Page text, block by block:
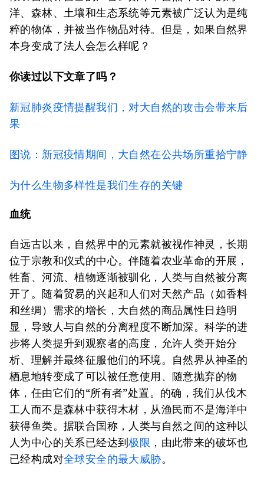
洋、森林、土壤和生态系统等元素被广泛认为是纯
粹的物体，并被当作物品对待。但是，如果自然界
本身变成了法人会怎么样呢？
你读过以下文章了吗？
新冠肺炎疫情提醒我们，对大自然的攻击会带来后
果
图说：新冠疫情期间，大自然在公共场所重拾宁静
为什么生物多样性是我们生存的关键
血统
自远古以来，自然界中的元素就被视作神灵，长期
位于宗教和仪式的中心。伴随着农业革命的开展，
牲畜、河流、植物逐渐被驯化，人类与自然被分离
开了。随着贸易的兴起和人们对天然产品（如香料
和丝绸）需求的增长，大自然的商品属性日趋明
显，导致人与自然的分离程度不断加深。科学的进
步将人类提升到观察者的高度，允许人类开始分
析、理解并最终征服他们的环境。自然界从神圣的
栖息地转变成了可以被任意使用、随意抛弃的物
体，任由它们的“所有者”处置。的确，我们从伐木
工人而不是森林中获得木材，从渔民而不是海洋中
获得鱼类。据联合国称，人类与自然之间的这种以
人为中心的关系已经达到极限 ，由此带来的破坏也
已经构成对全球安全的最大威胁。